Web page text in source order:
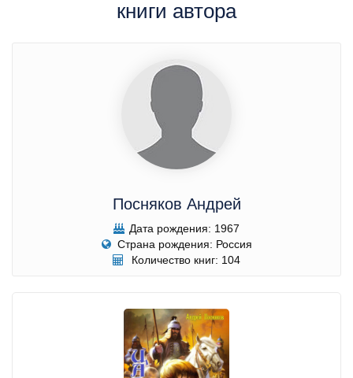
книги автора
Посняков Андрей
Дата рождения: 1967
Страна рождения: Россия
Количество книг: 104